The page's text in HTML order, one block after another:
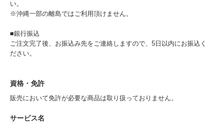
い。
※沖縄一部の離島ではご利用頂けません。
■銀行振込
ご注文完了後、お振込み先をご連絡しますので、5日以内にお振込く
ださい。
資格・免許
販売において免許が必要な商品は取り扱っておりません。
サービス名